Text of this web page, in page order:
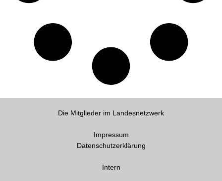
Die Mitglieder im Landesnetzwerk
Impressum
Datenschutzerklärung
Intern